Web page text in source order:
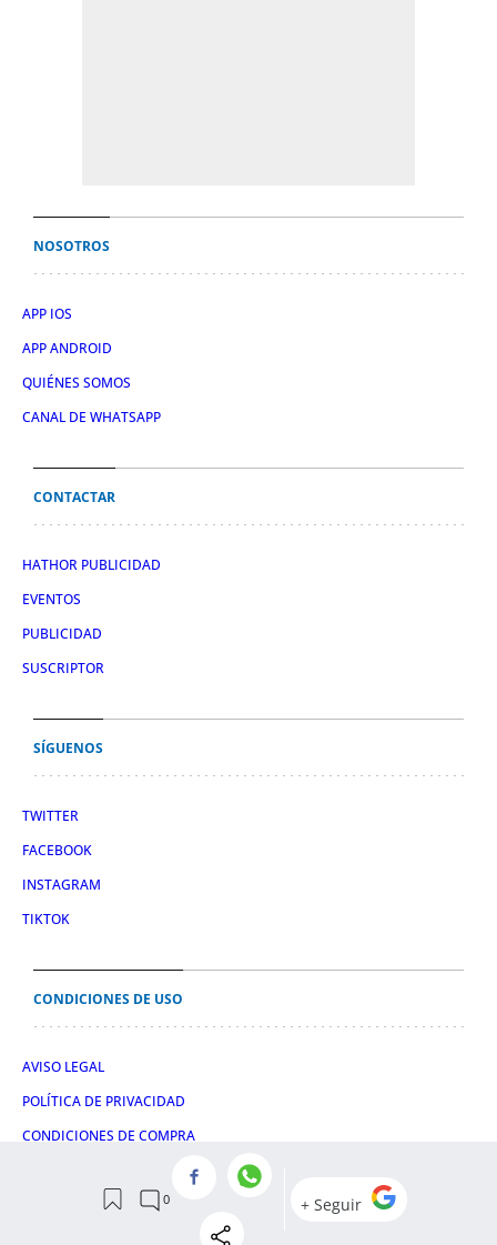
NOSOTROS
APP IOS
APP ANDROID
QUIÉNES SOMOS
CANAL DE WHATSAPP
CONTACTAR
HATHOR PUBLICIDAD
EVENTOS
PUBLICIDAD
SUSCRIPTOR
SÍGUENOS
TWITTER
FACEBOOK
INSTAGRAM
TIKTOK
CONDICIONES DE USO
AVISO LEGAL
POLÍTICA DE PRIVACIDAD
CONDICIONES DE COMPRA